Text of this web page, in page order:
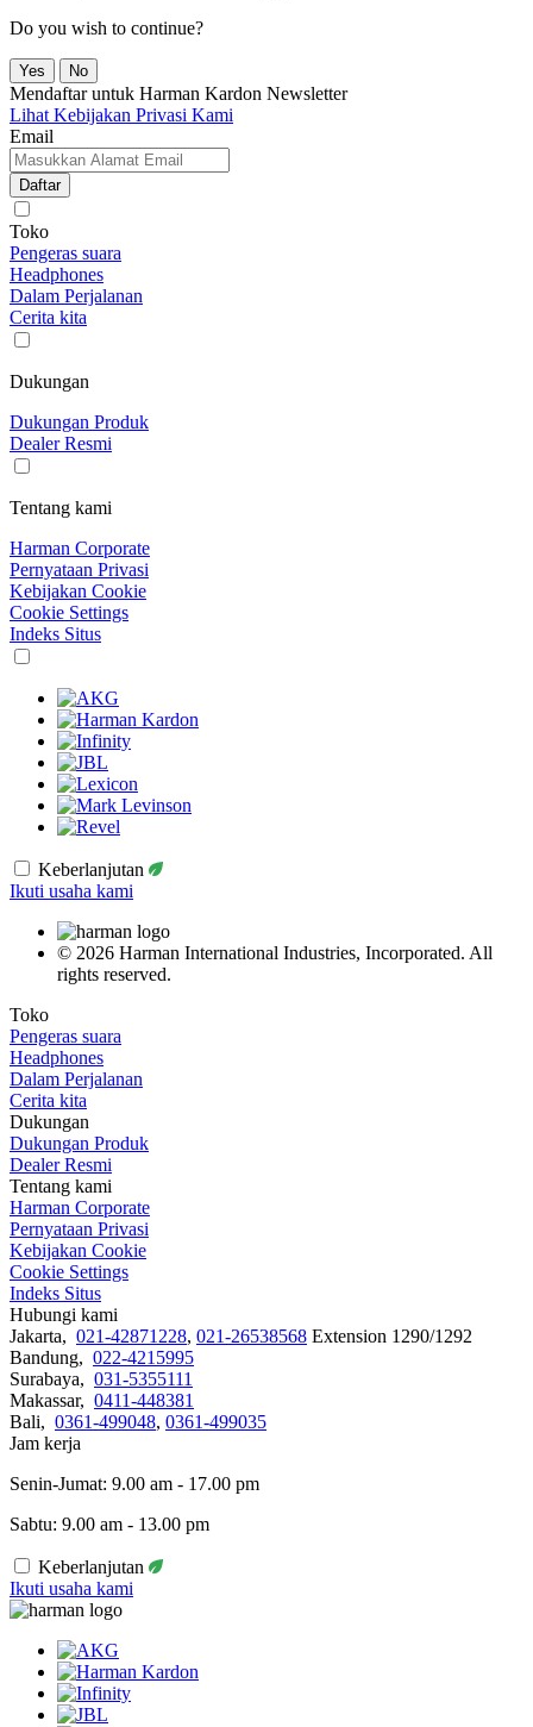
Do you wish to continue?
Yes No
Mendaftar untuk Harman Kardon Newsletter
Lihat Kebijakan Privasi Kami
Email
Daftar
Toko
Pengeras suara
Headphones
Dalam Perjalanan
Cerita kita
Dukungan
Dukungan Produk
Dealer Resmi
Tentang kami
Harman Corporate
Pernyataan Privasi
Kebijakan Cookie
Cookie Settings
Indeks Situs
Keberlanjutan
Ikuti usaha kami
© 2026 Harman International Industries, Incorporated. All
rights reserved.
Toko
Pengeras suara
Headphones
Dalam Perjalanan
Cerita kita
Dukungan
Dukungan Produk
Dealer Resmi
Tentang kami
Harman Corporate
Pernyataan Privasi
Kebijakan Cookie
Cookie Settings
Indeks Situs
Hubungi kami
Jakarta, 021-42871228, 021-26538568 Extension 1290/1292
Bandung, 022-4215995
Surabaya, 031-5355111
Makassar, 0411-448381
Bali, 0361-499048, 0361-499035
Jam kerja
Senin-Jumat: 9.00 am - 17.00 pm
Sabtu: 9.00 am - 13.00 pm
Keberlanjutan
Ikuti usaha kami